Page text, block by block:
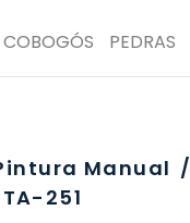
COBOGÓS PEDRAS
Manual /
251